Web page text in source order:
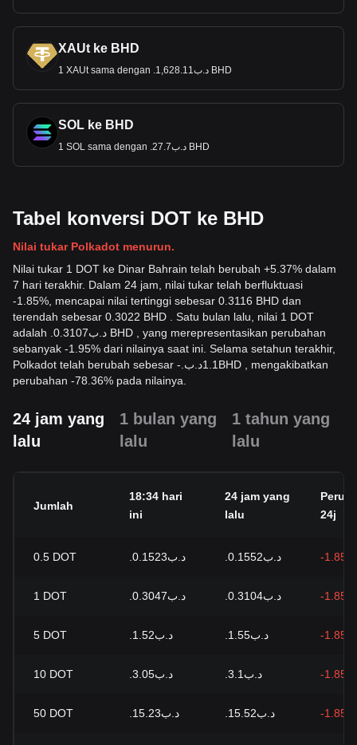
XAUt ke BHD
1 XAUt sama dengan .د.ب1,628.11 BHD
SOL ke BHD
1 SOL sama dengan .د.ب27.7 BHD
Tabel konversi DOT ke BHD
Nilai tukar Polkadot menurun.
Nilai tukar 1 DOT ke Dinar Bahrain telah berubah +5.37% dalam
7 hari terakhir. Dalam 24 jam, nilai tukar telah berfluktuasi
-1.85%, mencapai nilai tertinggi sebesar 0.3116 BHD dan
terendah sebesar 0.3022 BHD . Satu bulan lalu, nilai 1 DOT
adalah .د.ب0.3107 BHD , yang merepresentasikan perubahan
sebanyak -1.95% dari nilainya saat ini. Selama setahun terakhir,
Polkadot telah berubah sebesar - .د.ب1.1 BHD , mengakibatkan
perubahan -78.36% pada nilainya.
24 jam yang
lalu
1 bulan yang
lalu
1 tahun yang
lalu
Jumlah
18:34 hari
ini
24 jam yang
lalu
24j
0.5 DOT .د.ب0.1523 .د.ب0.1552 -1.85%
1 DOT .د.ب0.3047 .د.ب0.3104 -1.85%
5 DOT .د.ب1.52 .د.ب1.55 -1.85%
10 DOT .د.ب3.05 .د.ب3.1 -1.85%
50 DOT .د.ب15.23 .د.ب15.52 -1.85%